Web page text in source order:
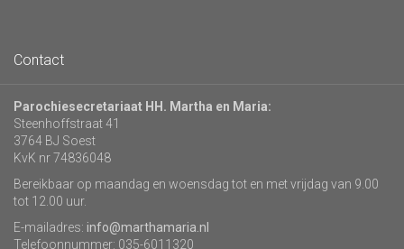
Contact
Parochiesecretariaat HH. Martha en Maria:
Steenhoffstraat 41
3764 BJ Soest
KvK nr 74836048
Bereikbaar op maandag en woensdag tot en met vrijdag van 9.00
tot 12.00 uur.
E-mailadres: info@marthamaria.nl
Telefoonnummer: 035-6011320